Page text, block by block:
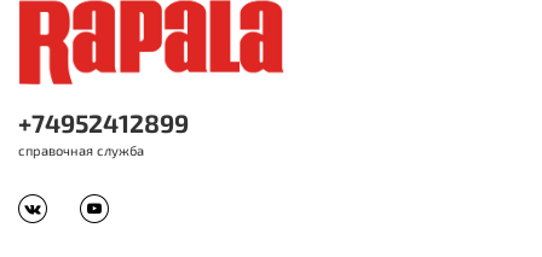
+74952412899
справочная служба